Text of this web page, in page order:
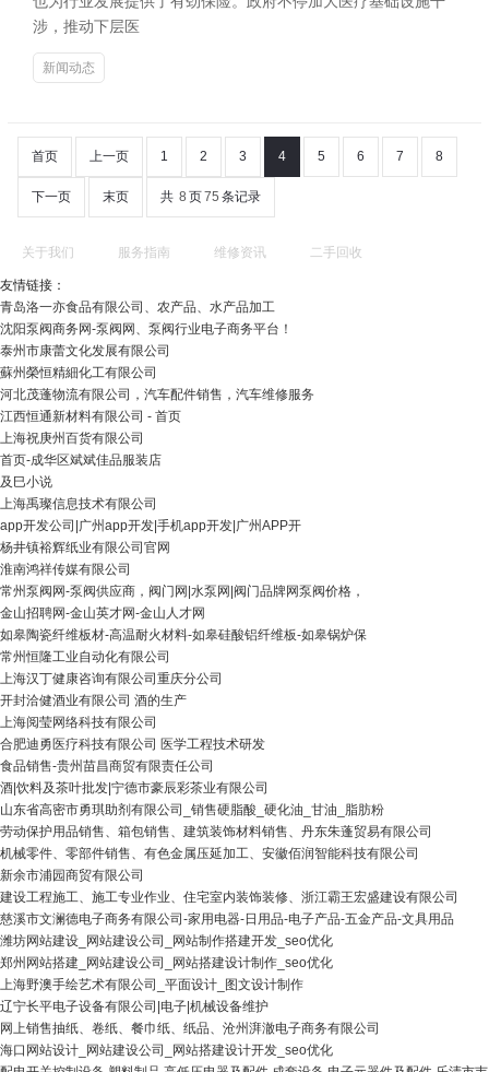
涉，推动下层医
新闻动态
首页 上一页 1 2 3 4 5 6 7 8
下一页 末页 共 8 页75 条记录
关于我们 服务指南 维修资讯 二手回收
友情链接：
青岛洛一亦食品有限公司、农产品、水产品加工
沈阳泵阀商务网-泵阀网、泵阀行业电子商务平台！
泰州市康蕾文化发展有限公司
蘇州榮恒精細化工有限公司
河北茂蓬物流有限公司，汽车配件销售，汽车维修服务
江西恒通新材料有限公司 - 首页
上海祝庚州百货有限公司
首页-成华区斌斌佳品服装店
及巳小说
上海禹璨信息技术有限公司
app开发公司|广州app开发|手机app开发|广州APP开
杨井镇裕辉纸业有限公司官网
淮南鸿祥传媒有限公司
常州泵阀网-泵阀供应商，阀门网|水泵网|阀门品牌网泵阀价格，
金山招聘网-金山英才网-金山人才网
如皋陶瓷纤维板材-高温耐火材料-如皋硅酸铝纤维板-如皋锅炉保
常州恒隆工业自动化有限公司
上海汉丁健康咨询有限公司重庆分公司
开封洽健酒业有限公司 酒的生产
上海阅莹网络科技有限公司
合肥迪勇医疗科技有限公司 医学工程技术研发
食品销售-贵州苗昌商贸有限责任公司
酒|饮料及茶叶批发|宁德市豪辰彩茶业有限公司
山东省高密市勇琪助剂有限公司_销售硬脂酸_硬化油_甘油_脂肪粉
劳动保护用品销售、箱包销售、建筑装饰材料销售、丹东朱蓬贸易有限公司
机械零件、零部件销售、有色金属压延加工、安徽佰润智能科技有限公司
新余市浦园商贸有限公司
建设工程施工、施工专业作业、住宅室内装饰装修、浙江霸王宏盛建设有限公司
慈溪市文澜德电子商务有限公司-家用电器-日用品-电子产品-五金产品-文具用品
潍坊网站建设_网站建设公司_网站制作搭建开发_seo优化
郑州网站搭建_网站建设公司_网站搭建设计制作_seo优化
上海野澳手绘艺术有限公司_平面设计_图文设计制作
辽宁长平电子设备有限公司|电子|机械设备维护
网上销售抽纸、卷纸、餐巾纸、纸品、沧州湃澈电子商务有限公司
海口网站设计_网站建设公司_网站搭建设计开发_seo优化